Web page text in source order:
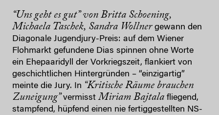
“Uns geht es gut” von Britta Schoening,
Michaela Taschek, Sandra Wollnergewann den
Diagonale Jugendjury-Preis: auf dem Wiener
Flohmarkt gefundene Dias spinnen ohne Worte
ein Ehepaaridyll der Vorkriegszeit, flankiert von
geschichtlichen Hintergründen – “einzigartig”
meinte die Jury. In “Kritische Räume brauchen
Zuneigung”vermisst Miriam Bajtala fliegend,
stampfend, hüpfend einen nie fertiggestellten NS-